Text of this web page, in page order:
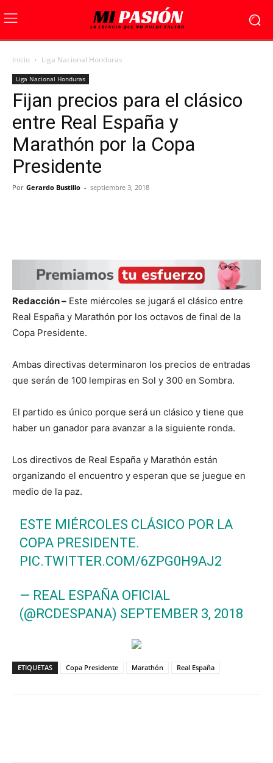
Inicio Liga Nacional Honduras
Liga Nacional Honduras
Fijan precios para el clásico
entre Real España y
Marathón por la Copa
Presidente
Por Gerardo Bustillo - septiembre 3, 2018
Redacción – Este miércoles se jugará el clásico entre
Real España y Marathón por los octavos de final de la
Copa Presidente.
Ambas directivas determinaron los precios de entradas
que serán de 100 lempiras en Sol y 300 en Sombra.
El partido es único porque será un clásico y tiene que
haber un ganador para avanzar a la siguiente ronda.
Los directivos de Real España y Marathón están
organizando el encuentro y esperan que se juegue en
medio de la paz.
ESTE MIÉRCOLES CLÁSICO POR LA
COPA PRESIDENTE.
PIC.TWITTER.COM/6ZPG0H9AJ2
— REAL ESPAÑA OFICIAL
(@RCDESPANA) SEPTEMBER 3, 2018
ETIQUETAS Copa Presidente Marathón Real España